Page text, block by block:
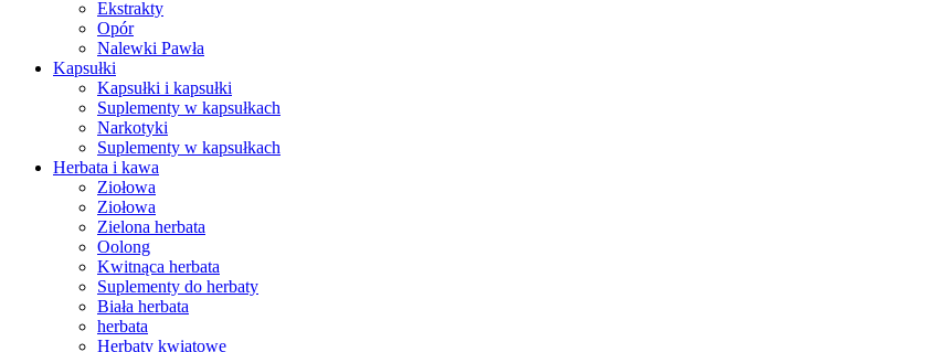
Ekstrakty
Opór
Nalewki Pawła
Kapsułki
Kapsułki i kapsułki
Suplementy w kapsułkach
Narkotyki
Suplementy w kapsułkach
Herbata i kawa
Ziołowa
Ziołowa
Zielona herbata
Oolong
Kwitnąca herbata
Suplementy do herbaty
Biała herbata
herbata
Herbaty kwiatowe